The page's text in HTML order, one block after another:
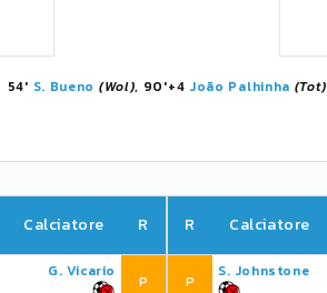
54' S. Bueno (Wol), 90'+4 João Palhinha (Tot)
Calciatore R
G. Vicario
P
R Calciatore
P
S. Johnstone